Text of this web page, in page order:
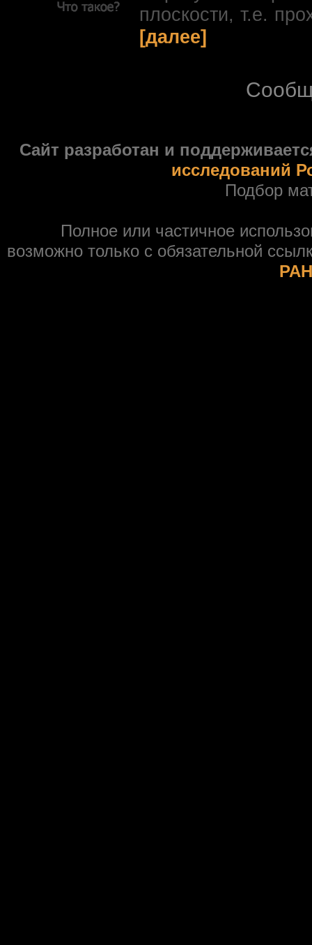
плоскости, т.е.
[далее]
Сайт разработан и
исследований
Подбор
Полное или частичное
возможно только с обязательной